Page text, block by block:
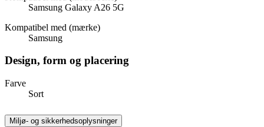
Samsung Galaxy A26 5G
Kompatibel med (mærke)
Samsung
Design, form og placering
Farve
Sort
Miljø- og sikkerhedsoplysninger